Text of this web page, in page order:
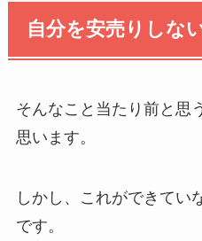
自分を安売りしな
そんなこと当たり前と思
思います。
しかし、これができてい
です。